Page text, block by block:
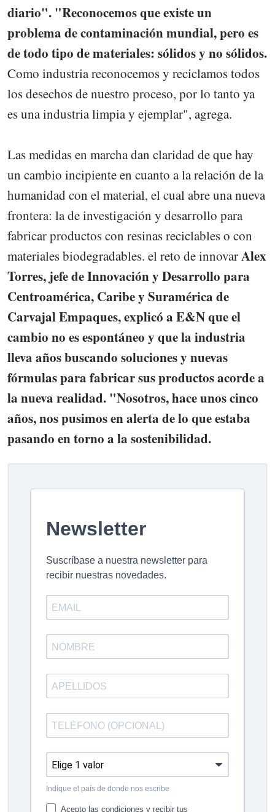
diario". "Reconocemos que existe un
problema de contaminación mundial, pero es
de todo tipo de materiales: sólidos y no sólidos.
Como industria reconocemos y reciclamos todos
los desechos de nuestro proceso, por lo tanto ya
es una industria limpia y ejemplar", agrega.
Las medidas en marcha dan claridad de que hay
un cambio incipiente en cuanto a la relación de la
humanidad con el material, el cual abre una nueva
frontera: la de investigación y desarrollo para
fabricar productos con resinas reciclables o con
materiales biodegradables. el reto de innovarAlex
Torres, jefe de Innovación y Desarrollo para
Centroamérica, Caribe y Suramérica de
Carvajal Empaques, explicó a E&N que el
cambio no es espontáneo y que la industria
lleva años buscando soluciones y nuevas
fórmulas para fabricar sus productos acorde a
la nueva realidad. "Nosotros, hace unos cinco
años, nos pusimos en alerta de lo que estaba
pasando en torno a la sostenibilidad.